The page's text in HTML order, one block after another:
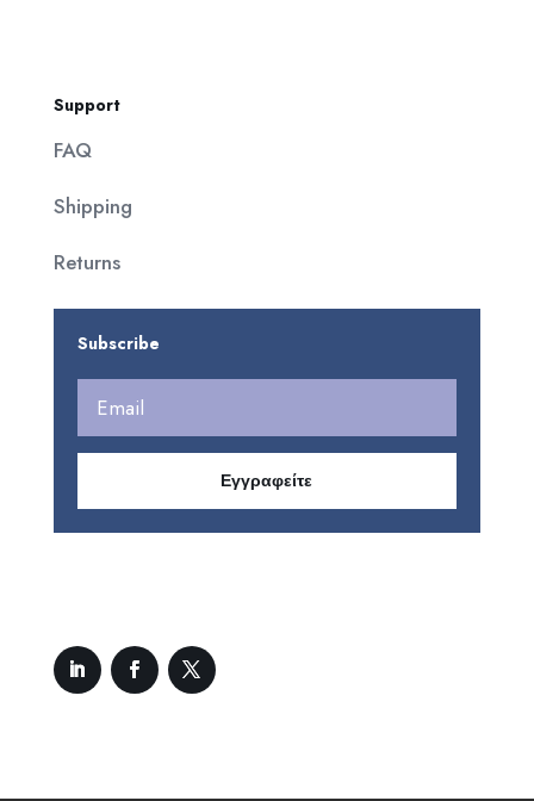
Support
FAQ
Shipping
Returns
Subscribe
Εγγραφείτε